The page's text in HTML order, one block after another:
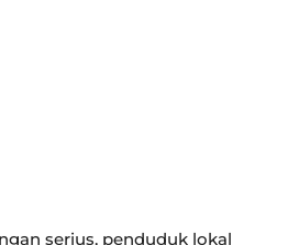
serius, penduduk lokal